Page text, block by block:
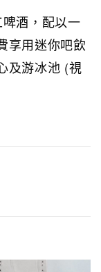
酒，配以一
享用迷你吧飲
及游冰池 (視